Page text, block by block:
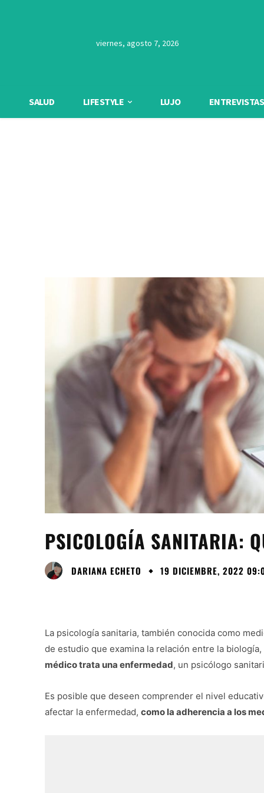
viernes, agosto 7, 2026
SALUD LIFESTYLE LUJO ENTREVISTAS
PSICOLOGÍA SANITARIA:
DARIANA ECHETO 19 DICIEMBRE, 2022
La psicología sanitaria, también conocida como
de estudio que examina la relación entre la biología,
médico trata una enfermedad, un psicólogo
Es posible que deseen comprender el nivel
afectar la enfermedad, como la adherencia a los